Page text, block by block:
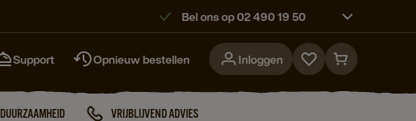
Bel ons op 02 490 19 50
Support Opnieuw bestellen Inloggen
Go
to
Go
to
DUURZAAMHEID VRIJBLIJVEND ADVIES